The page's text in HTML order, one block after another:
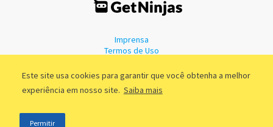
Este site usa cookies para garantir que você obtenha a melhor
experiência em nosso site. Saiba mais
Permitir
Imprensa
Termos de Uso
©2011 - 2026, GetNinjas LTDA. CNPJ 55.744.877/0001-89 - Rua Dr.
Fernandes Coelho, 85 - 3º andar - São Paulo/SP - Brasil